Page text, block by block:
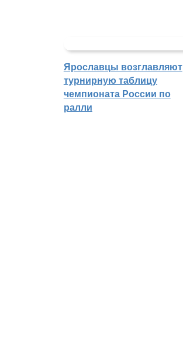
Ярославцы возглавляют
турнирную таблицу
чемпионата России по
ралли